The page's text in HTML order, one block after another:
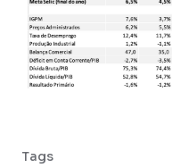
Tags